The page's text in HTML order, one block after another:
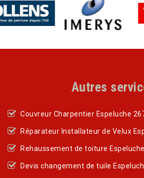
Autres
Couvreur Charpentier Espeluche
Réparateur Installateur de Velux
Rehaussement de toiture
Devis changement de tuile